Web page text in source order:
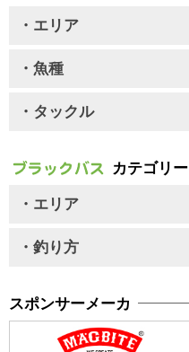
・エリア
・魚種
・タックル
カテゴリー
・エリア
・釣り方
スポンサーメーカ